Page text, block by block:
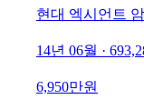
현대 엑시언트
14년 06월 ·
6,950만원